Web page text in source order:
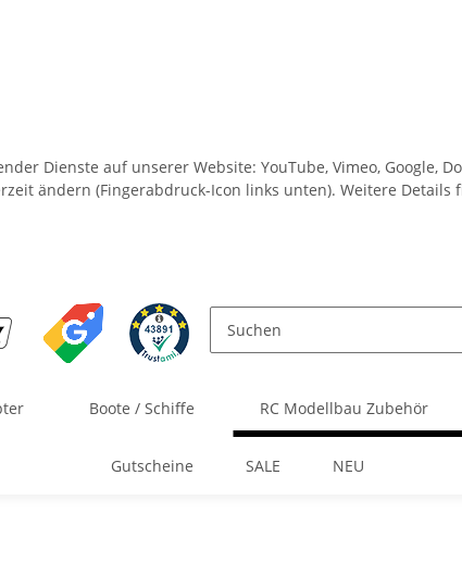
Dienste auf unserer Website: YouTube, Vimeo, Google,
ändern (Fingerabdruck-Icon links unten). Weitere Details
Boote / Schiffe RC Modellbau Zubehör
Gutscheine SALE NEU